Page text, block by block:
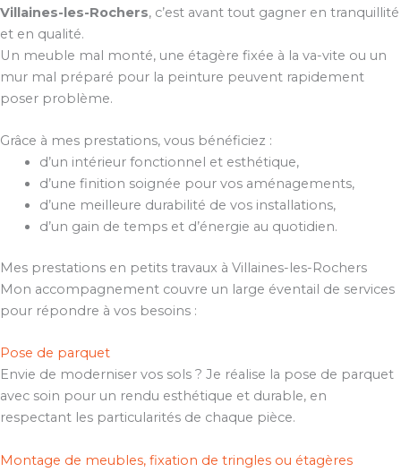
Villaines-les-Rochers, c’est avant tout gagner en tranquillité
et en qualité.
Un meuble mal monté, une étagère fixée à la va-vite ou un
mur mal préparé pour la peinture peuvent rapidement
poser problème.
Grâce à mes prestations, vous bénéficiez :
d’un intérieur fonctionnel et esthétique,
d’une finition soignée pour vos aménagements,
d’une meilleure durabilité de vos installations,
d’un gain de temps et d’énergie au quotidien.
Mes prestations en petits travaux à Villaines-les-Rochers
Mon accompagnement couvre un large éventail de services
pour répondre à vos besoins :
Pose de parquet
Envie de moderniser vos sols ? Je réalise la pose de parquet
avec soin pour un rendu esthétique et durable, en
respectant les particularités de chaque pièce.
Montage de meubles, fixation de tringles ou étagères